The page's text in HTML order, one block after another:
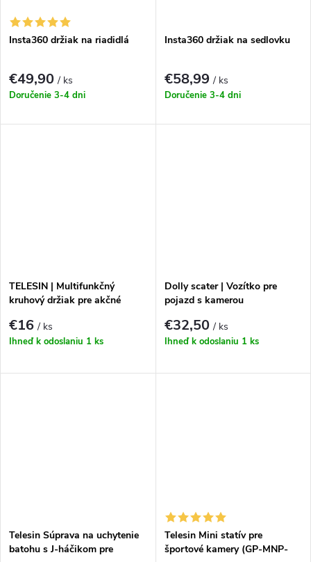
Insta360 držiak na riadidlá
€49,90/ ks
Doručenie 3-4 dni
Insta360 držiak na sedlovku
€58,99/ ks
Doručenie 3-4 dni
TELESIN | Multifunkčný
kruhový držiak pre akčné
€16/ ks
Ihneď k odoslaniu 1 ks
Dolly scater | Vozítko pre
pojazd s kamerou
€32,50/ ks
Ihneď k odoslaniu 1 ks
Telesin Súprava na uchytenie
batohu s J-háčikom pre
Telesin Mini statív pre
športové kamery (GP-MNP-